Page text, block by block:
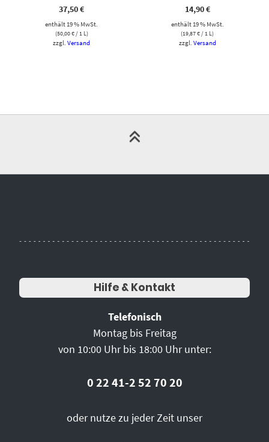
37,50€
enthält 19 % MwSt.
(50,00€/ 1 L)
zzgl.Versand
14,90€
enthält 19 % MwSt.
(19,87€ / 1 L)
zzgl. Versand
Hilfe & Kontakt
Telefonisch
Montag bis Freitag
von 10:00 Uhr bis 18:00 Uhr unter:
0 22 41-2 52 70 20
oder nutze zu jeder Zeit unser